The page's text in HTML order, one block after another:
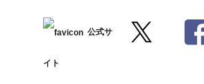
公式サ
イト